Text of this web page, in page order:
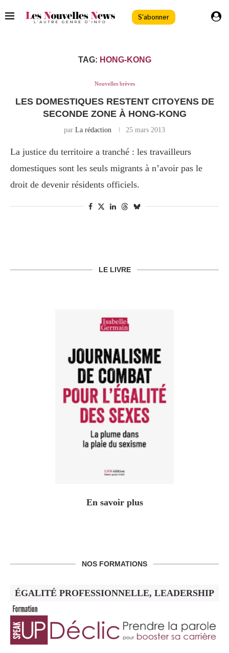
S'abonner
TAG: HONG-KONG
Nouvelles brèves
LES DOMESTIQUES RESTENT CITOYENS DE
SECONDE ZONE À HONG-KONG
par La rédaction 25 mars 2013
La justice du territoire a tranché : les travailleurs
domestiques sont les seuls migrants à n’avoir pas le
droit de devenir résidents officiels.
LE LIVRE
En savoir plus
NOS FORMATIONS
ÉGALITÉ PROFESSIONNELLE, LEADERSHIP